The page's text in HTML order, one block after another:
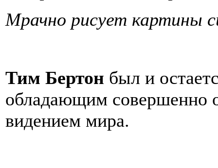
Мрачно рисует картины
Тим Бертон был и
обладающим совершенно
видением мира.